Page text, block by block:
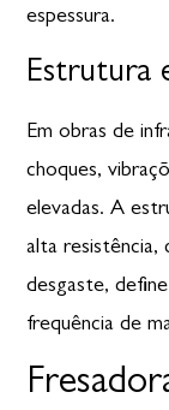
espessura.
Estrutura
Em obras de
choques,
elevadas. A
alta resistência,
desgaste,
frequência de